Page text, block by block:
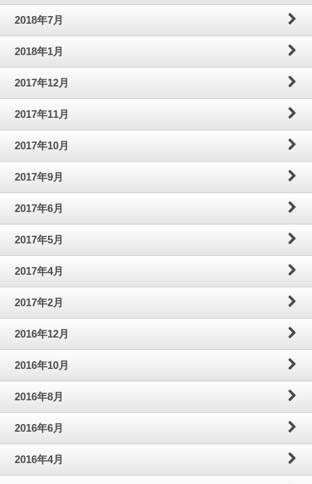
2018年7月
2018年1月
2017年12月
2017年11月
2017年10月
2017年9月
2017年6月
2017年5月
2017年4月
2017年2月
2016年12月
2016年10月
2016年8月
2016年6月
2016年4月